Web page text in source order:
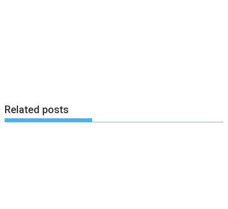
Related posts